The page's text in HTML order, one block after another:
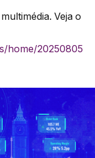
Veja o
home/20250805